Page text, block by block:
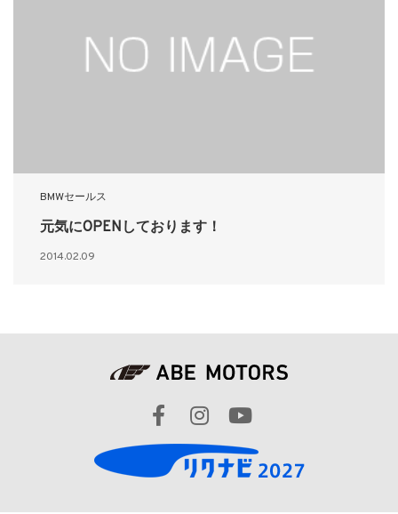
BMWセールス
元気にOPENしております！
2014.02.09